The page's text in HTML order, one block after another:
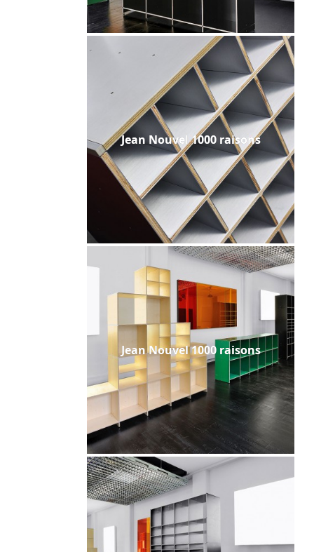
Jean Nouvel 1000 raisons
Jean Nouvel 1000 raisons